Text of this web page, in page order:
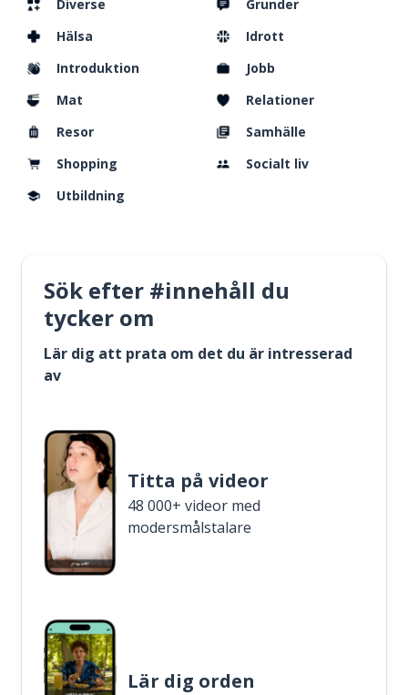
Diverse
Grunder
Hälsa
Idrott
Introduktion
Jobb
Mat
Relationer
Resor
Samhälle
Shopping
Socialt liv
Utbildning
Sök efter #innehåll du
tycker om
Lär dig att prata om det du är intresserad
av
Titta på videor
48 000+ videor med
modersmålstalare
Lär dig orden